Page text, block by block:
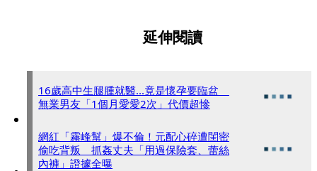
延伸閱讀
16歲高中生腿腫就醫...竟是懷孕要臨盆
無業男友「1個月愛愛2次」代價超慘
網紅「霧峰幫」爆不倫！元配心碎遭閨密
偷吃背叛 抓姦丈夫「用過保險套、蕾絲
內褲」證據全曝